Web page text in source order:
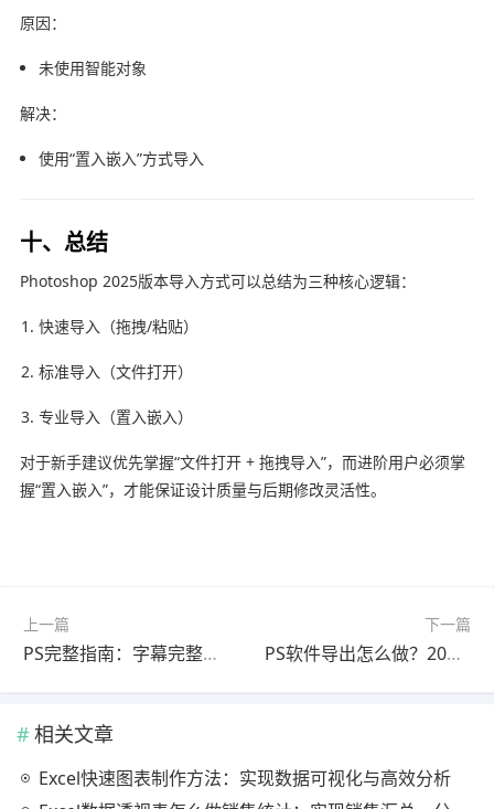
原因：
未使用智能对象
解决：
使用“置入嵌入”方式导入
十、总结
Photoshop 2025版本导入方式可以总结为三种核心逻辑：
快速导入（拖拽/粘贴）
标准导入（文件打开）
专业导入（置入嵌入）
对于新手建议优先掌握“文件打开 + 拖拽导入”，而进阶用户必须掌
握“置入嵌入”，才能保证设计质量与后期修改灵活性。
上一篇
PS完整指南：字幕完整教程2025最新版（零基础入门）
下一篇
PS软件导出怎么做？2025最新版教程（避坑指南）
相关文章
Excel快速图表制作方法：实现数据可视化与高效分析